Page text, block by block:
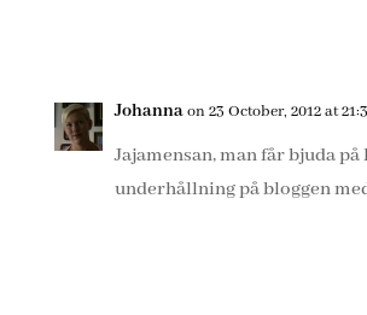
Johannaon 23 October, 2012 at
Jajamensan, man får bjuda på
underhållning på bloggen